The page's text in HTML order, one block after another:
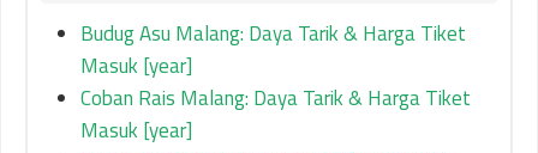
Budug Asu Malang: Daya Tarik & Harga Tiket
Masuk [year]
Coban Rais Malang: Daya Tarik & Harga Tiket
Masuk [year]